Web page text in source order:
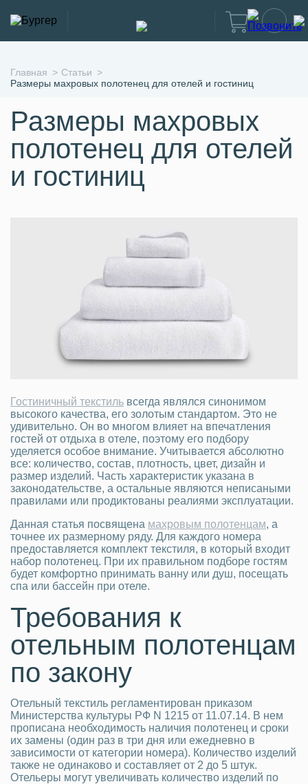
Главная
Статьи
Размеры махровых полотенец для отелей и гостиниц
Размеры махровых
полотенец для отелей
и гостиниц
Гостиничный текстиль всегда являлся синонимом
высокого качества, его золотым стандартом. Это не
удивительно. Он во многом влияет на впечатления
гостей от отдыха в отеле, поэтому его подбору
уделяется особое внимание. Учитывается абсолютно
все: количество, состав, плотность, цвет, дизайн и
размер изделий. Часть характеристик указана в
законодательстве, а остальные являются неписаными
правилами или продиктованы реалиями эксплуатации.
Данная статья посвящена махровым полотенцам, а
точнее их размерному ряду. Для каждого номера
предоставляется комплект текстиля, в который входит
набор полотенец. При их правильном подборе гостям
будет комфортно принимать ванну или душ, посещать
спа или бассейн при отеле.
Требования к
отельным полотенцам
по закону
Отельный текстиль регламентирован приказом
Министерства культуры РФ N 1215 от 11.07.14. В нем
прописана необходимость наличия полотенец и сроки
их замены (один раз в три дня или ежедневно в
зависимости от категории номера). Количество изделий
также не одинаково и составляет от 2 до 5 штук.
Отельеры могут увеличивать количество изделий по